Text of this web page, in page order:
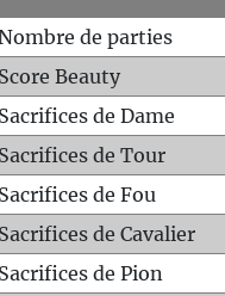
de parties
Score Beauty
Sacrifices de Dame
Sacrifices de Tour
Sacrifices de Fou
Sacrifices de Cavalier
Sacrifices de Pion